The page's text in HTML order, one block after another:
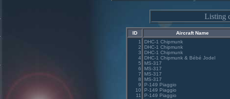
ID Aircraft Name
1
2
3
4
5
6
7
8
9
10
11
DHC-1 Chipmunk
DHC-1 Chipmunk
DHC-1 Chipmunk
DHC-1 Chipmunk & Bébé Jodel
MS-317
MS-317
MS-317
MS-317
P-149 Piaggio
P-149 Piaggio
P-149 Piaggio
Listing